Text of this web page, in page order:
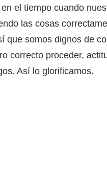
el tiempo cuando
las cosas
que somos dignos de
correcto proceder,
Así lo glorificamos.